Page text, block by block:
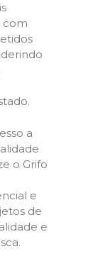
com
a
o Grifo
e
de
e